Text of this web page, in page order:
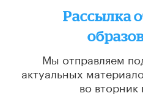
Рассылка
Мы отправляем
актуальных
во вторник